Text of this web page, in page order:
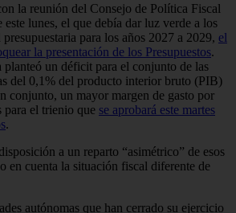
la reunión del Consejo de Política Fiscal
lunes, el que debía dar luz verde a los
para los años 2027 a 2029, el
la presentación de los Presupuestos.
un déficit para el conjunto de las
del 0,1% del producto interior bruto (PIB)
conjunto, un mayor margen de gasto por
el trienio que se aprobará este martes
.
a un reparto “asimétrico” de esos
en cuenta la situación fiscal diferente de
autónomas que han cerrado su ejercicio